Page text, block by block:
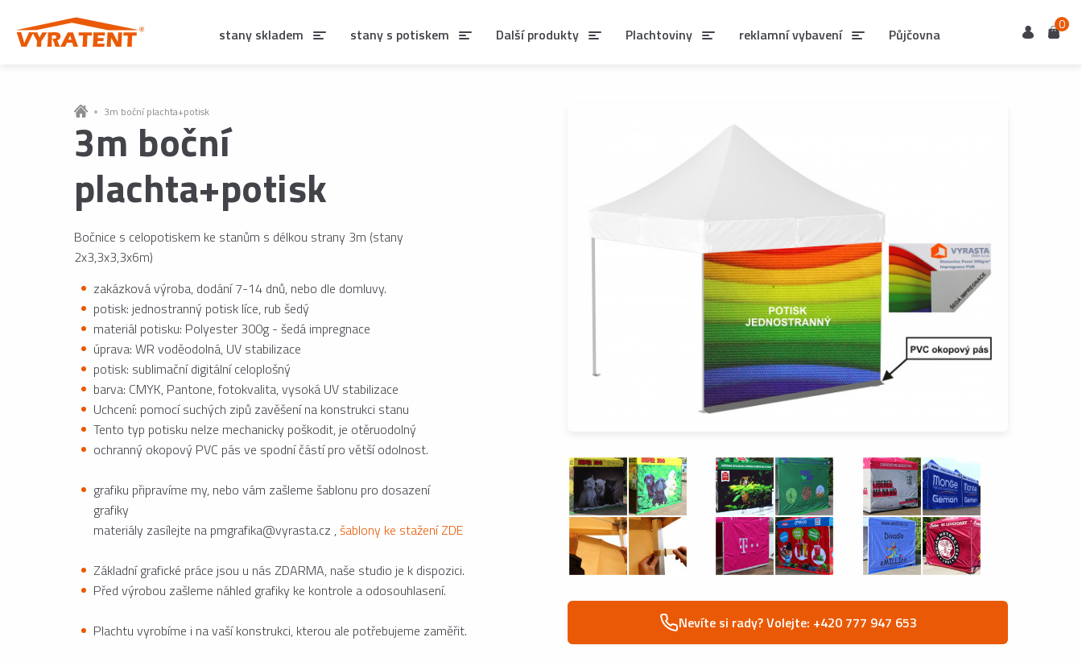
3m boční plachta+potisk
3m boční
plachta+potisk
Bočnice s celopotiskem ke stanům s délkou strany 3m (stany
2x3,3x3,3x6m)
zakázková výroba, dodání 7-14 dnů, nebo dle domluvy.
potisk: jednostranný potisk líce, rub šedý
materiál potisku: Polyester 300g - šedá impregnace
úprava: WR voděodolná, UV stabilizace
potisk: sublimační digitální celoplošný
barva: CMYK, Pantone, fotokvalita, vysoká UV stabilizace
Uchcení: pomocí suchých zipů zavěšení na konstrukci stanu
Tento typ potisku nelze mechanicky poškodit, je otěruodolný
ochranný okopový PVC pás ve spodní částí pro větší odolnost.
grafiku připravíme my, nebo vám zašleme šablonu pro dosazení
grafiky
materiály zasílejte na pmgrafika@vyrasta.cz ,šablony ke stažení ZDE
Základní grafické práce jsou u nás ZDARMA, naše studio je k dispozici.
Před výrobou zašleme náhled grafiky ke kontrole a odosouhlasení.
Plachtu vyrobíme i na vaší konstrukci, kterou ale potřebujeme zaměřit. Nevíte si rady? Volejte: +420 777 947 653
stany skladem stany s potiskem Další produkty Plachtoviny reklamní vybavení Půjčovna UživatelKošík
0